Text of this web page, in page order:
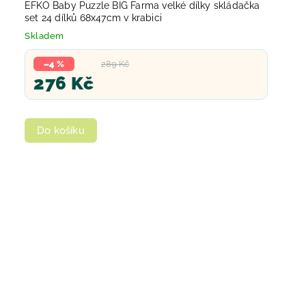
EFKO Baby Puzzle BIG Farma velké dílky skládačka
set 24 dílků 68x47cm v krabici
Skladem
289 Kč
–4 %
276 Kč
Do košíku